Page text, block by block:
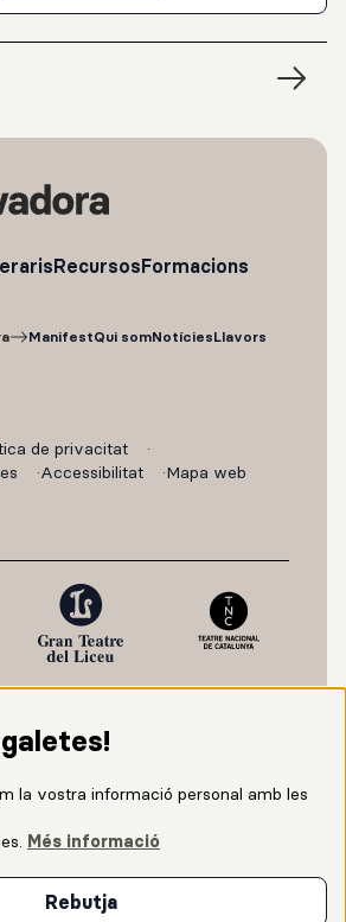
RecursosFormacions
ManifestQui somNotíciesLlavors
de privacitat
Accessibilitat Mapa web
la vostra informació personal amb les
. Més informació
Rebutja